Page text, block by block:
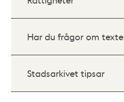
Har du frågor om
Stadsarkivet tipsar